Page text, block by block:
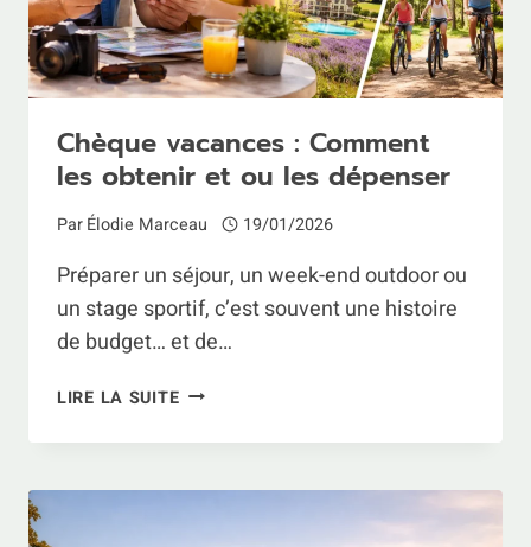
Chèque vacances : Comment
les obtenir et ou les dépenser
ParÉlodie Marceau 19/01/2026
Préparer un séjour, un week-end outdoor ou
un stage sportif, c’est souvent une histoire
de budget… et de…
LIRE LA SUITECHÈQUE
: